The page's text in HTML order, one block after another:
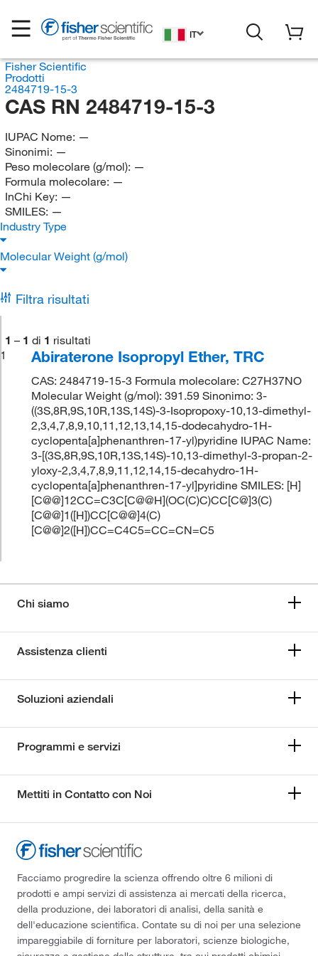
IT
Fisher Scientific
Prodotti
2484719-15-3
CAS RN 2484719-15-3
IUPAC Nome: —
Sinonimi: —
Peso molecolare (g/mol): —
Formula molecolare: —
InChi Key: —
SMILES: —
Industry Type
Molecular Weight (g/mol)
Filtra risultati
1 – 1 di 1 risultati
1
Abiraterone Isopropyl Ether, TRC
CAS: 2484719-15-3 Formula molecolare: C27H37NO
Molecular Weight (g/mol): 391.59 Sinonimo: 3-
((3S,8R,9S,10R,13S,14S)-3-Isopropoxy-10,13-dimethyl-
2,3,4,7,8,9,10,11,12,13,14,15-dodecahydro-1H-
cyclopenta[a]phenanthren-17-yl)pyridine IUPAC Name:
3-[(3S,8R,9S,10R,13S,14S)-10,13-dimethyl-3-propan-2-
yloxy-2,3,4,7,8,9,11,12,14,15-decahydro-1H-
cyclopenta[a]phenanthren-17-yl]pyridine SMILES: [H]
[C@@]12CC=C3C[C@@H](OC(C)C)CC[C@]3(C)
[C@@]1([H])CC[C@@]4(C)
[C@@]2([H])CC=C4C5=CC=CN=C5
Chi siamo
Assistenza clienti
Soluzioni aziendali
Programmi e servizi
Mettiti in Contatto con Noi
Facciamo progredire la scienza offrendo oltre 6 milioni di
prodotti e ampi servizi di assistenza ai mercati della ricerca,
della produzione, dei laboratori di analisi, della sanità e
dell'educazione scientifica. Contate su di noi per una selezione
impareggiabile di forniture per laboratori, scienze biologiche,